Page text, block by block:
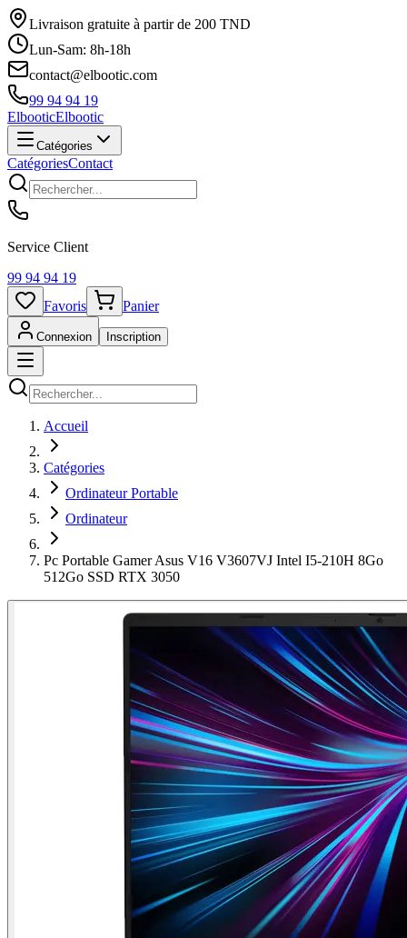
Livraison gratuite à partir de 200 TND
Lun-Sam: 8h-18h
contact@elbootic.com
99 94 94 19
ElbooticElbootic
Catégories
CatégoriesContact
Service Client
99 94 94 19
Favoris
Panier
Connexion Inscription
Accueil
Catégories
Ordinateur Portable
Ordinateur
Pc Portable Gamer Asus V16 V3607VJ Intel I5-210H 8Go
512Go SSD RTX 3050